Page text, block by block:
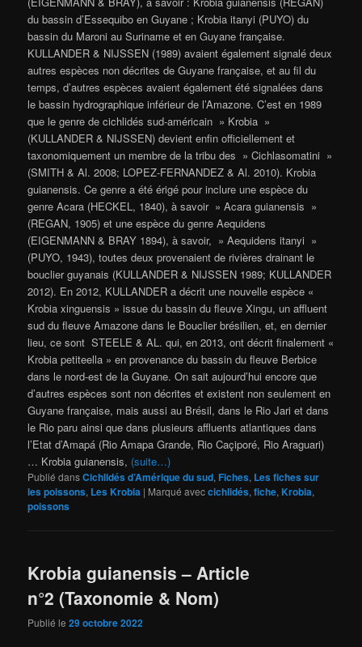
du bassin d’Essequibo en Guyane ; Krobia itanyi (PUYO) du
bassin du Maroni au Suriname et en Guyane française.
KULLANDER & NIJSSEN (1989) avaient également signalé deux
autres espèces non décrites de Guyane française, et au fil du
temps, d’autres espèces avaient également été signalées dans
le bassin hydrographique inférieur de l’Amazone. C’est en 1989
que le genre de cichlidés sud-américain » Krobia »
(KULLANDER & NIJSSEN) devient enfin officiellement et
taxonomiquement un membre de la tribu des » Cichlasomatini »
(SMITH & Al. 2008; LOPEZ-FERNANDEZ & Al. 2010). Krobia
guianensis. Ce genre a été érigé pour inclure une espèce du
genre Acara (HECKEL, 1840), à savoir » Acara guianensis »
(REGAN, 1905) et une espèce du genre Aequidens
(EIGENMANN & BRAY 1894), à savoir, » Aequidens itanyi »
(PUYO, 1943), toutes deux provenaient de rivières drainant le
bouclier guyanais (KULLANDER & NIJSSEN 1989; KULLANDER
2012). En 2012, KULLANDER a décrit une nouvelle espèce «
Krobia xinguensis » issue du bassin du fleuve Xingu, un affluent
sud du fleuve Amazone dans le Bouclier brésilien, et, en dernier
lieu, ce sont STEELE & AL. qui, en 2013, ont décrit finalement «
Krobia petiteella » en provenance du bassin du fleuve Berbice
dans le nord-est de la Guyane. On sait aujourd’hui encore que
d’autres espèces sont non décrites et existent non seulement en
Guyane française, mais aussi au Brésil, dans le Rio Jari et dans
le Rio paru ainsi que dans plusieurs affluents atlantiques dans
l’Etat d’Amapá (Rio Amapa Grande, Rio Caçiporé, Rio Araguari)
… Krobia guianensis, (suite…)
Publié dansCichlidés d’Amérique du sud,Fiches, Les fiches sur
les poissons, Les Krobia | Marqué aveccichlidés,fiche,Krobia,
poissons
Krobia guianensis – Article
n°2 (Taxonomie & Nom)
Publié le29 octobre 2022